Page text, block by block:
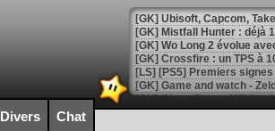
[GK] Mistfall Hunter : déjà
[GK] Wo Long 2 évolue
[GK] Crossfire : un TPS à
[LS] [PS5] Premiers
Divers Chat